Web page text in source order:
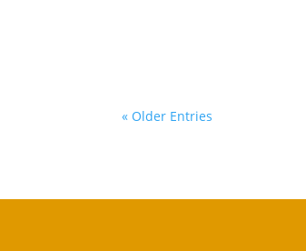
« Older Entries